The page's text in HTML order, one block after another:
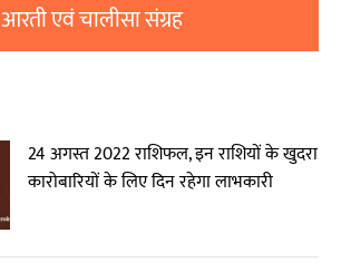
आरती एवं चालीसा संग्रह
24 अगस्त 2022 राशिफल, इन राशियों के खुदरा
कारोबारियों के लिए दिन रहेगा लाभकारी